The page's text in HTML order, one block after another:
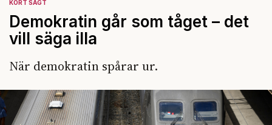
KORT SAGT
Demokratin går som tåget – det
vill säga illa
När demokratin spårar ur.